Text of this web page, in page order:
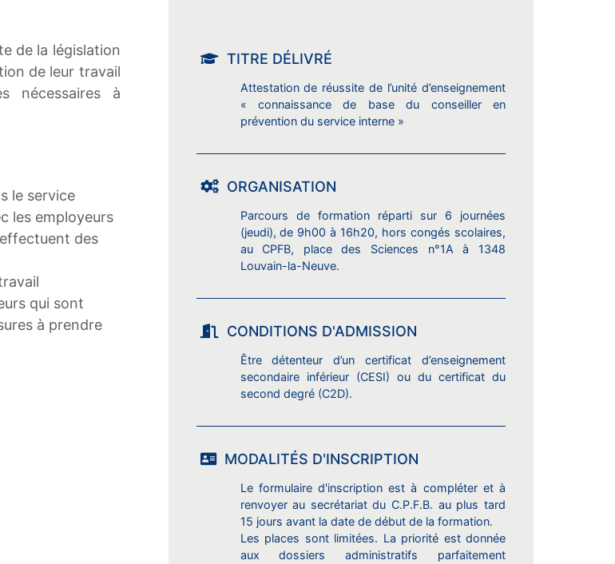
de la législation
de leur travail
nécessaires à
le service
les employeurs
des
qui sont
à prendre
TITRE DÉLIVRÉ
Attestation de réussite de l’unité d’enseignement
« connaissance de base du conseiller en
prévention du service interne »
ORGANISATION
Parcours de formation réparti sur 6 journées
(jeudi), de 9h00 à 16h20, hors congés scolaires,
au CPFB, place des Sciences n°1A à 1348
Louvain-la-Neuve.
CONDITIONS D'ADMISSION
Être détenteur d’un certificat d’enseignement
secondaire inférieur (CESI) ou du certificat du
second degré (C2D).
MODALITÉS D'INSCRIPTION
Le formulaire d'inscription est à compléter et à
renvoyer au secrétariat du C.P.F.B. au plus tard
15 jours avant la date de début de la formation.
Les places sont limitées. La priorité est donnée
aux dossiers administratifs parfaitement